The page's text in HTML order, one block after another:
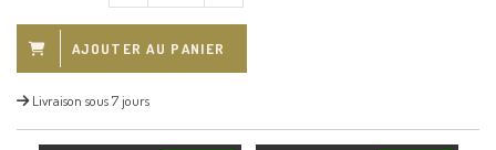
AJOUTER AU PANIER
Livraison sous 7 jours